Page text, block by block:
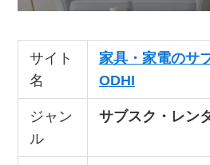
サイト
名
家具・家電のサ
ODHI
ジャン
ル
サブスク・レン